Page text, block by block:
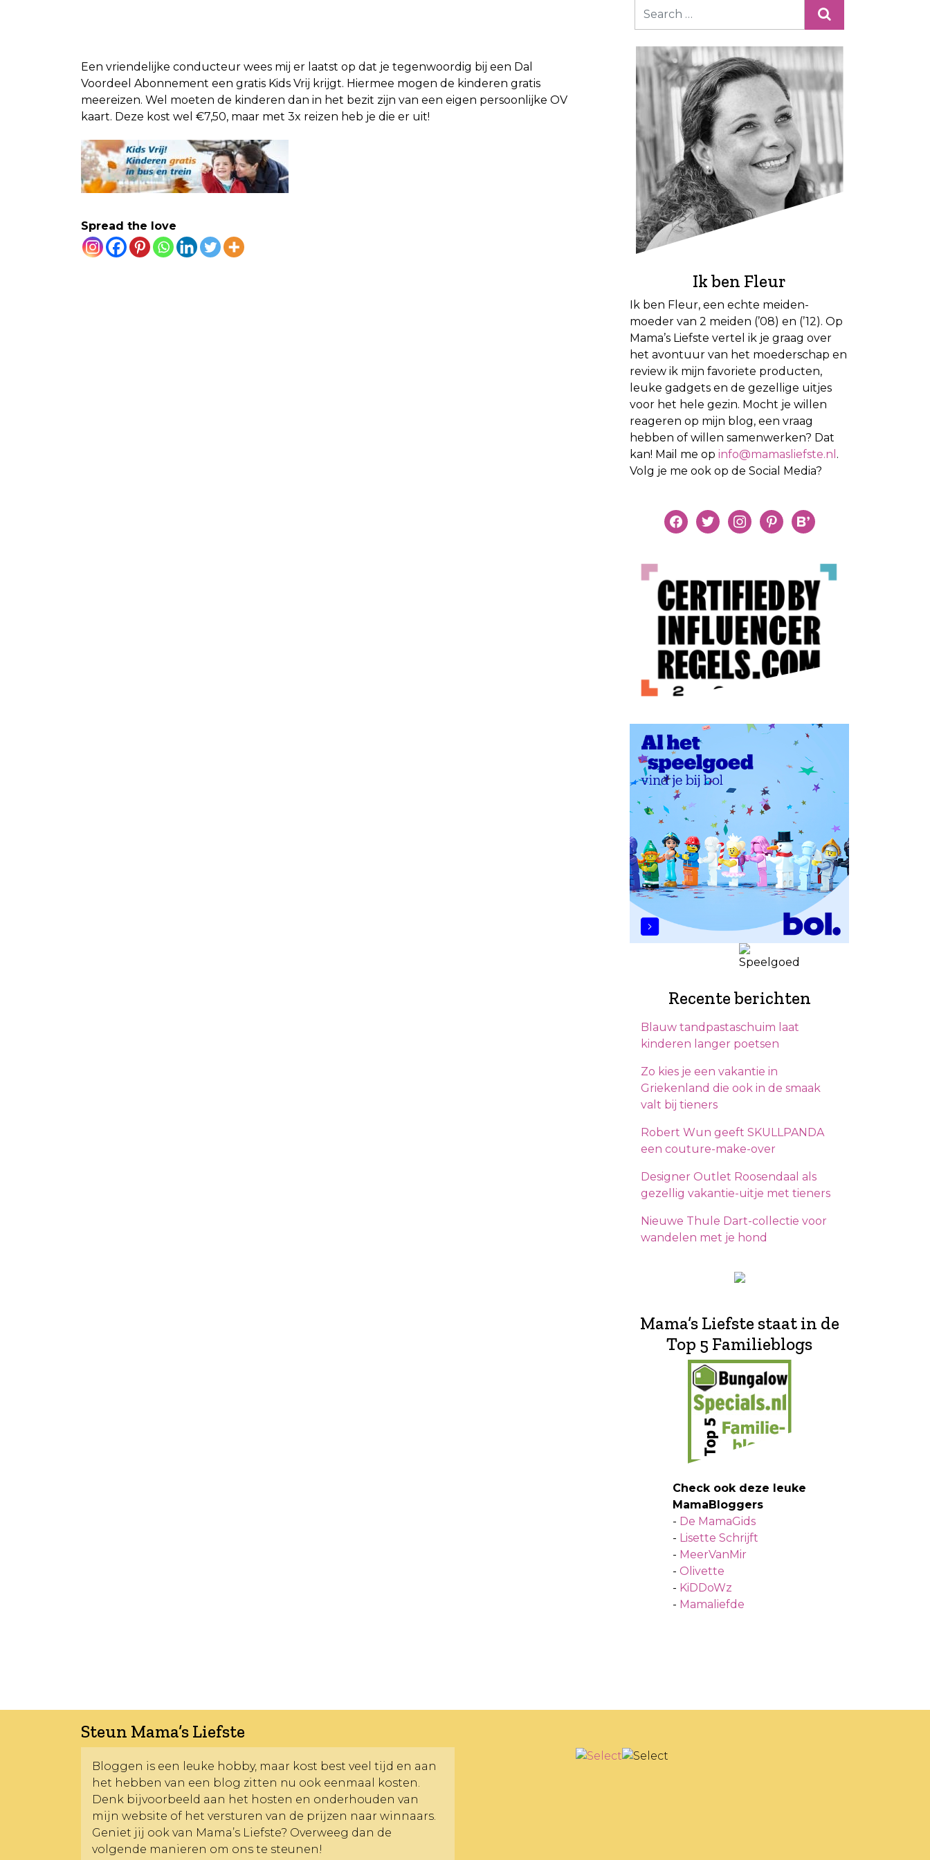
Een vriendelijke conducteur wees mij er laatst op dat je tegenwoordig bij een Dal
Voordeel Abonnement een gratis Kids Vrij krijgt. Hiermee mogen de kinderen gratis
meereizen. Wel moeten de kinderen dan in het bezit zijn van een eigen persoonlijke OV
kaart. Deze kost wel €7,50, maar met 3x reizen heb je die er uit!
Spread the love
Ik ben Fleur
Ik ben Fleur, een echte meiden-
moeder van 2 meiden (’08) en (’12). Op
Mama’s Liefste vertel ik je graag over
het avontuur van het moederschap en
review ik mijn favoriete producten,
leuke gadgets en de gezellige uitjes
voor het hele gezin. Mocht je willen
reageren op mijn blog, een vraag
hebben of willen samenwerken? Dat
kan! Mail me op info@mamasliefste.nl .
Volg je me ook op de Social Media?
facebooktwitterinstagrampinterestbloglovin
Recente berichten
Blauw tandpastaschuim laat
kinderen langer poetsen
Zo kies je een vakantie in
Griekenland die ook in de smaak
valt bij tieners
Robert Wun geeft SKULLPANDA
een couture-make-over
Designer Outlet Roosendaal als
gezellig vakantie-uitje met tieners
Nieuwe Thule Dart-collectie voor
wandelen met je hond
Mama’s Liefste staat in de
Top 5 Familieblogs
Check ook deze leuke
MamaBloggers
- De MamaGids
- Lisette Schrijft
- MeerVanMir
- Olivette
- KiDDoWz
- Mamaliefde
Steun Mama’s Liefste
Bloggen is een leuke hobby, maar kost best veel tijd en aan
het hebben van een blog zitten nu ook eenmaal kosten.
Denk bijvoorbeeld aan het hosten en onderhouden van
mijn website of het versturen van de prijzen naar winnaars.
Geniet jij ook van Mama’s Liefste? Overweeg dan de
volgende manieren om ons te steunen!